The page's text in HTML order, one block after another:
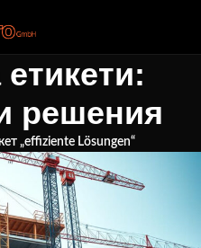
решения
„effiziente Lösungen“